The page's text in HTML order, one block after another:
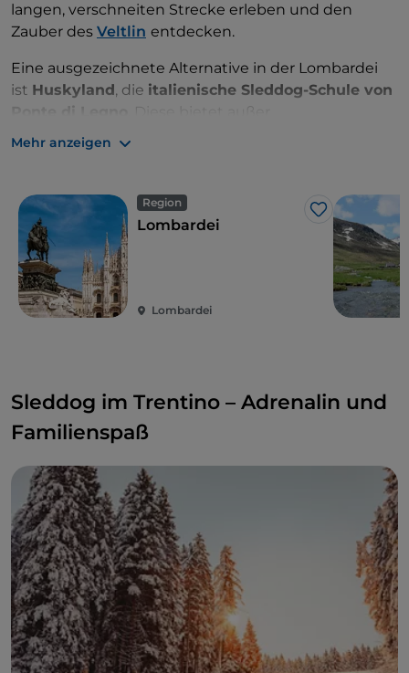
langen, verschneiten Strecke erleben und den
Zauber des Veltlin entdecken.
Eine ausgezeichnete Alternative in der Lombardei
ist Huskyland , die italienische Sleddog-Schule von
Ponte di Legno
Einführungsausflüge, die sich ideal für Kinder
Mehr anzeigen
Region
Like
Lombardei
Lombardei
Sleddog im Trentino – Adrenalin und
Familienspaß